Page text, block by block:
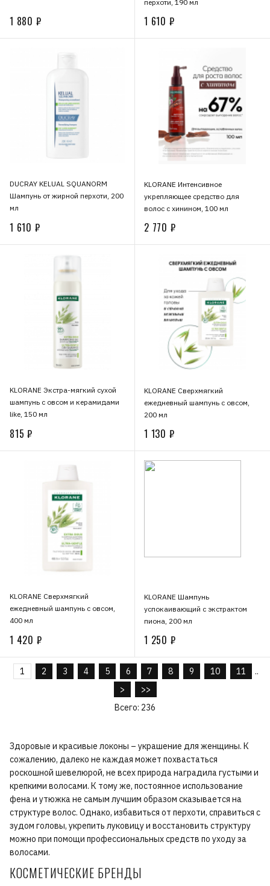
1 880 ₽
перхоти, 190 мл
1 610 ₽
DUCRAY KELUAL SQUANORM
Шампунь от жирной перхоти, 200
мл
1 610 ₽
KLORANE Интенсивное
укрепляющее средство для
волос с хинином, 100 мл
2 770 ₽
KLORANE Экстра-мягкий сухой
шампунь с овсом и керамидами
like, 150 мл
815 ₽
KLORANE Сверхмягкий
ежедневный шампунь с овсом,
200 мл
1 130 ₽
KLORANE Сверхмягкий
ежедневный шампунь с овсом,
400 мл
1 420 ₽
KLORANE Шампунь
успокаивающий с экстрактом
пиона, 200 мл
1 250 ₽
1 2 3 4 5 6 7 8 9 10 11
..
>
>>
Всего: 236
Здоровые и красивые локоны – украшение для женщины. К
сожалению, далеко не каждая может похвастаться
роскошной шевелюрой, не всех природа наградила густыми и
крепкими волосами. К тому же, постоянное использование
фена и утюжка не самым лучшим образом сказывается на
структуре волос. Однако, избавиться от перхоти, справиться с
зудом головы, укрепить луковицу и восстановить структуру
можно при помощи профессиональных средств по уходу за
волосами.
КОСМЕТИЧЕСКИЕ БРЕНДЫ